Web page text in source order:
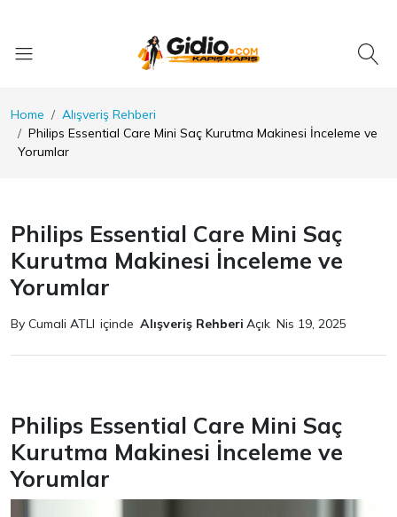
Home
Alışveriş Rehberi
Philips Essential Care Mini Saç Kurutma Makinesi İnceleme ve
Yorumlar
Philips Essential Care Mini Saç
Kurutma Makinesi İnceleme ve
Yorumlar
By Cumali ATLI içinde Alışveriş Rehberi Açık Nis 19, 2025
Philips Essential Care Mini Saç
Kurutma Makinesi İnceleme ve
Yorumlar